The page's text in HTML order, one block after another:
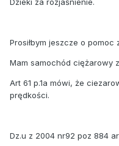
Dzieki za rozjaśnienie.
Prosiłbym jeszcze o
Mam samochód ciężarowy
Art 61 p.1a mówi, że
prędkości.
Dz.u z 2004 nr92 poz 884